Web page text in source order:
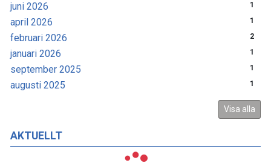
juni 2026 1
april 2026 1
februari 2026 2
januari 2026 1
september 2025 1
augusti 2025 1
Visa alla
AKTUELLT